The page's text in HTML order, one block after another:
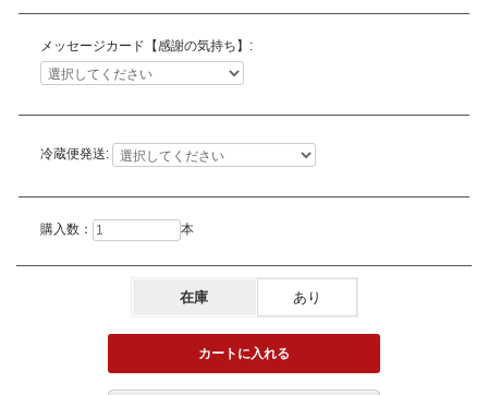
メッセージカード【感謝の気持ち】:
冷蔵便発送:
購入数： 本
在庫 あり